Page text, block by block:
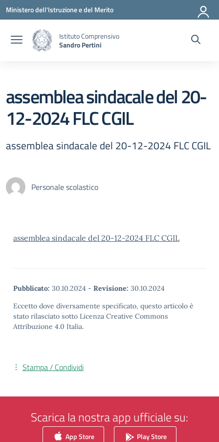
Vai ai contenuti
Vai al menu di navigazione
Vai al footer
Ministero dell'Istruzione e del Merito
Istituto Comprensivo
Sandro Pertini
assemblea sindacale del 20-
12-2024 FLC CGIL
assemblea sindacale del 20-12-2024 FLC CGIL
Personale scolastico
assemblea sindacale del 20-12-2024 FLC CGIL
Pubblicato: 30.10.2024 - Revisione: 30.10.2024
Eccetto dove diversamente specificato, questo articolo è
stato rilasciato sotto Licenza Creative Commons
Attribuzione 4.0 Italia.
Stampa / Condividi
Scarica la nostra app ufficiale su:
App Store Play Store